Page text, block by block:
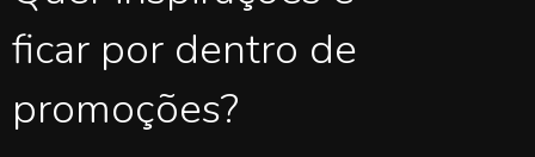
ficar por dentro de
promoções?